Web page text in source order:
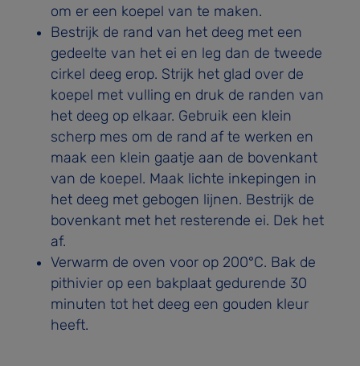
om er een koepel van te maken.
Bestrijk de rand van het deeg met een
gedeelte van het ei en leg dan de tweede
cirkel deeg erop. Strijk het glad over de
koepel met vulling en druk de randen van
het deeg op elkaar. Gebruik een klein
scherp mes om de rand af te werken en
maak een klein gaatje aan de bovenkant
van de koepel. Maak lichte inkepingen in
het deeg met gebogen lijnen. Bestrijk de
bovenkant met het resterende ei. Dek het
af.
Verwarm de oven voor op 200°C. Bak de
pithivier op een bakplaat gedurende 30
minuten tot het deeg een gouden kleur
heeft.